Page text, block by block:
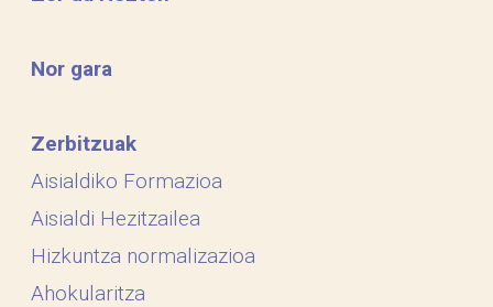
Nor gara
Zerbitzuak
Aisialdiko Formazioa
Aisialdi Hezitzailea
Hizkuntza normalizazioa
Ahokularitza